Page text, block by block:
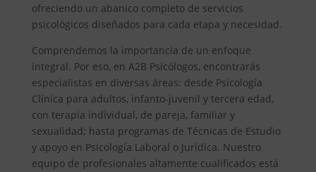
ofreciendo un abanico completo de servicios
psicológicos diseñados para cada etapa y necesidad.
Comprendemos la importancia de un enfoque
integral. Por eso, en A2B Psicólogos, encontrarás
especialistas en diversas áreas: desde Psicología
Clínica para adultos, infanto-juvenil y tercera edad,
con terapia individual, de pareja, familiar y
sexualidad; hasta programas de Técnicas de Estudio
y apoyo en Psicología Laboral o Jurídica. Nuestro
equipo de profesionales altamente cualificados está